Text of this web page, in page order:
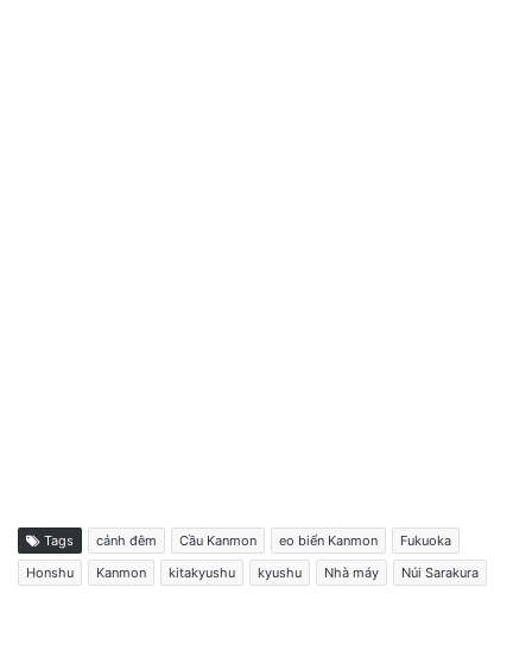
Tags cảnh đêm Cầu Kanmon eo biển Kanmon
Fukuoka
Honshu
Kanmon kitakyushu kyushu Nhà máy Núi Sarakura